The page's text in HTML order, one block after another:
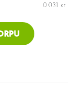
0.031 кг